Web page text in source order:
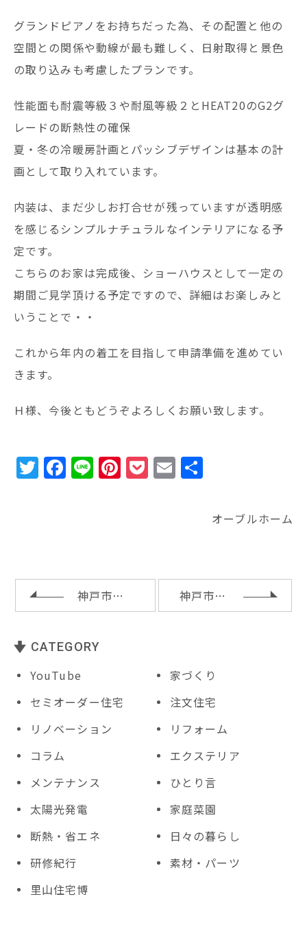
グランドピアノをお持ちだった為、その配置と他の
空間との関係や動線が最も難しく、日射取得と景色
の取り込みも考慮したプランです。
性能面も耐震等級３や耐風等級２とHEAT20のG2グ
レードの断熱性の確保
夏・冬の冷暖房計画とパッシブデザインは基本の計
画として取り入れています。
内装は、まだ少しお打合せが残っていますが透明感
を感じるシンプルナチュラルなインテリアになる予
定です。
こちらのお家は完成後、ショーハウスとして一定の
期間ご見学頂ける予定ですので、詳細はお楽しみと
いうことで・・
これから年内の着工を目指して申請準備を進めてい
きます。
Ｈ様、今後ともどうぞよろしくお願い致します。
T
w
F
a
o
o
k
Li
n
Pi
n
st
P
o
t
E
m
オーブルホーム
神戸市東灘区ＭＳ様邸の基礎工事完了 神戸市西区Ｔ様邸の植栽工事と庭
CATEGORY
YouTube
家づくり
セミオーダー住宅
注文住宅
リノベーション
リフォーム
コラム
エクステリア
メンテナンス
ひとり言
太陽光発電
家庭菜園
断熱・省エネ
日々の暮らし
研修紀行
素材・パーツ
里山住宅博